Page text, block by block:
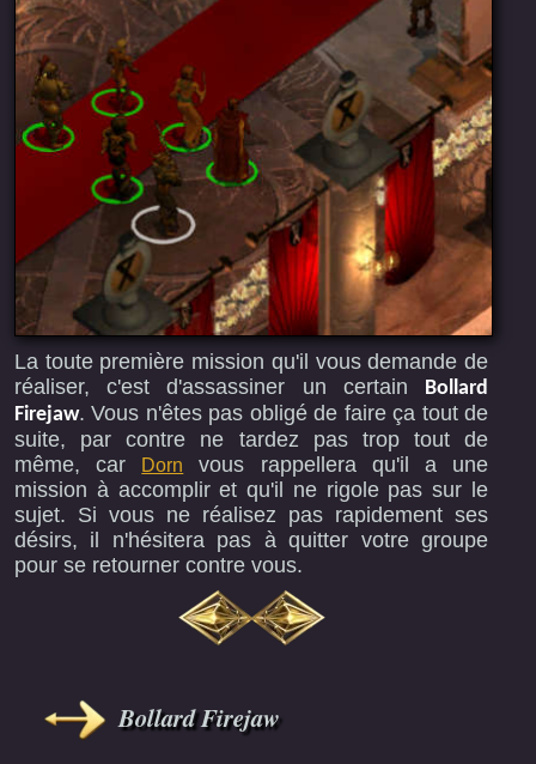
La toute première mission qu'il vous demande de
réaliser, c'est d'assassiner un certain
Bollard
Firejaw. Vous n'êtes pas obligé de faire ça tout de
suite, par contre ne tardez pas trop tout de
même, car
Dorn
vous rappellera qu'il a une
mission à accomplir et qu'il ne rigole pas sur le
sujet. Si vous ne réalisez pas rapidement ses
désirs, il n'hésitera pas à quitter votre groupe
pour se retourner contre vous.
Bollard Firejaw